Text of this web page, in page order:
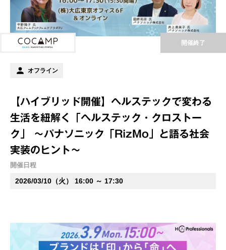
開催終了
オフライン
【ハイブリッド開催】ヘルステックで変わる
生活を紐解く「ヘルステック・クロストー
ク」 ～パナソニック「RizMo」と語る社会
実装のヒント～
開催日程
2026/03/10（火） 16:00 ～ 17:30